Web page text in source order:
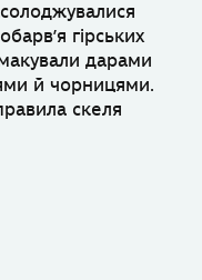
гірських
дарами
й чорницями.
скеля